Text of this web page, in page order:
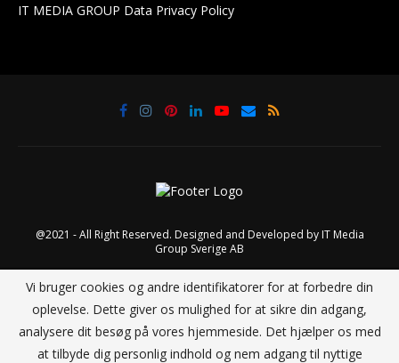
IT MEDIA GROUP Data Privacy Policy
@2021 - All Right Reserved. Designed and Developed by IT Media
Group Sverige AB
TILBAGE TIL TOPPEN
Vi bruger cookies og andre identifikatorer for at forbedre din
oplevelse. Dette giver os mulighed for at sikre din adgang,
analysere dit besøg på vores hjemmeside. Det hjælper os med
at tilbyde dig personlig indhold og nem adgang til nyttige